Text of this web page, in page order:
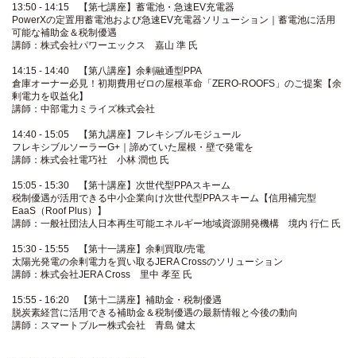
13:50 - 14:15 【第七講座】蓄電池・急速EV充電器
PowerXの定置用蓄電池および急速EV充電器ソリューション｜蓄電池に活用
可能な補助金＆税制優遇
講師：株式会社パワーエックス 嘉山 準 氏
14:15 - 14:40 【第八講座】余剰融通型PPA
倉庫オーナー必見！初期費用ゼロの屋根革命「ZERO-ROOFS」のご提案【余
剰電力を収益化】
講師：中部電力ミライズ株式会社
14:40 - 15:05 【第九講座】フレキシブルモジュール
フレキシブルソーラーG+｜諦めていた屋根・壁で発電を
講師：株式会社電巧社 小林 潤也 氏
15:05 - 15:30 【第十講座】次世代型PPAスキーム
税制優遇が活用できる中小企業向け次世代型PPAスキーム【信用補完型
EaaS（Roof Plus）】
講師：一般社団法人日本再生可能エネルギー地域資源開発機構 境内 行仁 氏
15:30 - 15:55 【第十一講座】余剰買取/売電
太陽光発電の余剰電力を買い取るJERA Crossのソリューション
講師：株式会社JERA Cross 里中 孝至 氏
15:55 - 16:20 【第十二講座】補助金・税制優遇
脱炭素経営に活用できる補助金＆税制優遇の最新情報と今後の動向
講師：スマートブルー株式会社 青島 健太